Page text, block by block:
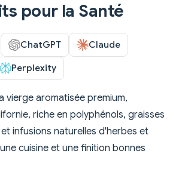
pour la Santé
ChatGPT Claude
Perplexity
vierge aromatisée premium,
riche en polyphénols, graisses
infusions naturelles d'herbes et
cuisine et une finition bonnes